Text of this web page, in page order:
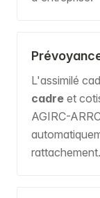
L'assimilé
cadre et
AGIRC-
rattachement.